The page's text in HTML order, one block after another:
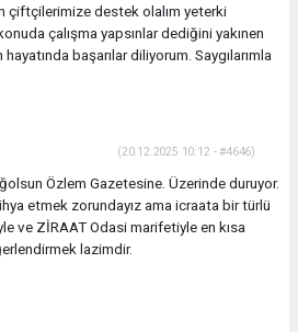
çiftçilerimize destek olalım yeterki
çalışma yapsınlar dediğini yakınen
başarılar diliyorum. Saygılarımla
(20.12.2025 10:12 - #4646)
Özlem Gazetesine. Üzerinde duruyor.
etmek zorundayız ama icraata bir türlü
ve ZİRAAT Odasi marifetiyle en kısa
lazimdir.